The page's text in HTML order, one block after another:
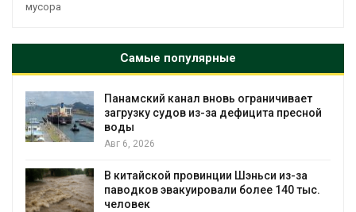
мусора
Самые популярные
Панамский канал вновь ограничивает
загрузку судов из-за дефицита пресной
воды
Авг 6, 2026
В китайской провинции Шэньси из-за
паводков эвакуировали более 140 тыс.
человек